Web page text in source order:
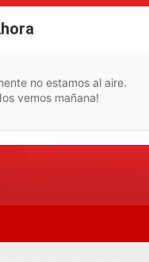
no estamos al aire.
vemos mañana!